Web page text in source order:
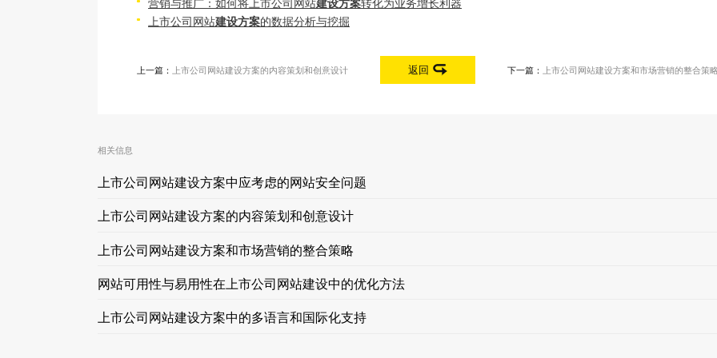
上市公司网站建设方案的数据分析与挖掘
上一篇： 上市公司网站建设方案的内容策划和创意设计 返回 下一篇： 上市公司网站建设方案和市场营销的整合策
相关信息
上市公司网站建设方案中应考虑的网站安全问题
上市公司网站建设方案的内容策划和创意设计
上市公司网站建设方案和市场营销的整合策略
网站可用性与易用性在上市公司网站建设中的优化方法
上市公司网站建设方案中的多语言和国际化支持